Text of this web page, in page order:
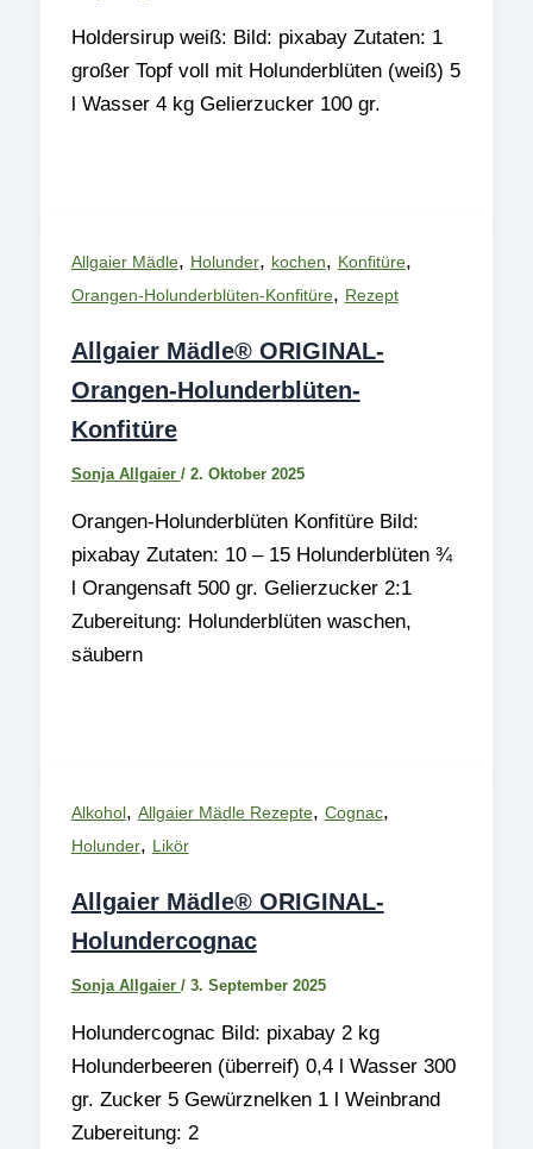
Holdersirup weiß: Bild: pixabay Zutaten: 1
großer Topf voll mit Holunderblüten (weiß) 5
l Wasser 4 kg Gelierzucker 100 gr.
Allgaier Mädle, Holunder, kochen, Konfitüre,
Orangen-Holunderblüten-Konfitüre, Rezept
Allgaier Mädle® ORIGINAL-
Orangen-Holunderblüten-
Konfitüre
Sonja Allgaier / 2. Oktober 2025
Orangen-Holunderblüten Konfitüre Bild:
pixabay Zutaten: 10 – 15 Holunderblüten ¾
l Orangensaft 500 gr. Gelierzucker 2:1
Zubereitung: Holunderblüten waschen,
säubern
Alkohol, Allgaier Mädle Rezepte, Cognac,
Holunder, Likör
Allgaier Mädle® ORIGINAL-
Holundercognac
Sonja Allgaier / 3. September 2025
Holundercognac Bild: pixabay 2 kg
Holunderbeeren (überreif) 0,4 l Wasser 300
gr. Zucker 5 Gewürznelken 1 l Weinbrand
Zubereitung: 2